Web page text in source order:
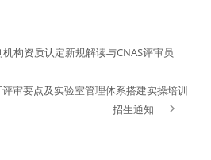
构资质认定新规解读与CNAS评审员
审要点及实验室管理体系搭建实操培训
招生通知